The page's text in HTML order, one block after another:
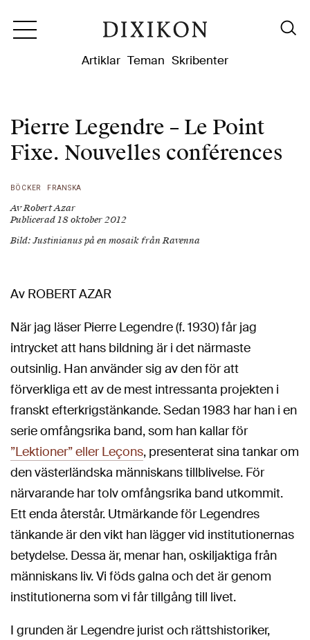
Artiklar Teman Skribenter
Pierre Legendre – Le Point
Fixe. Nouvelles conférences
BÖCKER FRANSKA
Av Robert Azar
Publicerad 18 oktober 2012
Bild: Justinianus på en mosaik från Ravenna
Av ROBERT AZAR
När jag läser Pierre Legendre (f. 1930) får jag
intrycket att hans bildning är i det närmaste
outsinlig. Han använder sig av den för att
förverkliga ett av de mest intressanta projekten i
franskt efterkrigstänkande. Sedan 1983 har han i en
serie omfångsrika band, som han kallar för
”Lektioner” eller Leçons, presenterat sina tankar om
den västerländska människans tillblivelse. För
närvarande har tolv omfångsrika band utkommit.
Ett enda återstår. Utmärkande för Legendres
tänkande är den vikt han lägger vid institutionernas
betydelse. Dessa är, menar han, oskiljaktiga från
människans liv. Vi föds galna och det är genom
institutionerna som vi får tillgång till livet.
I grunden är Legendre jurist och rättshistoriker,